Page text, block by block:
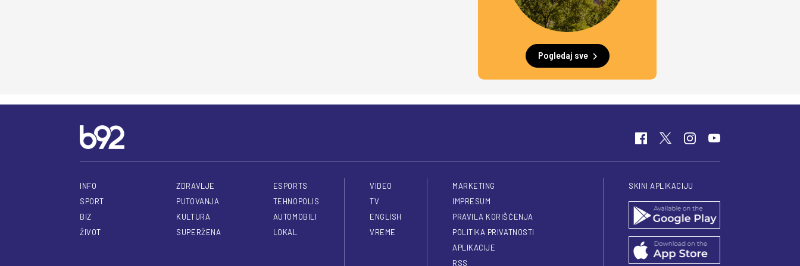
Pogledaj sve
INFO
SPORT
BIZ
ŽIVOT
ZDRAVLJE
PUTOVANJA
KULTURA
SUPERŽENA
ESPORTS
TEHNOPOLIS
AUTOMOBILI
LOKAL
VIDEO
TV
ENGLISH
VREME
MARKETING
IMPRESUM
PRAVILA KORIŠĆENJA
POLITIKA PRIVATNOSTI
APLIKACIJE
RSS
SKINI APLIKACIJU